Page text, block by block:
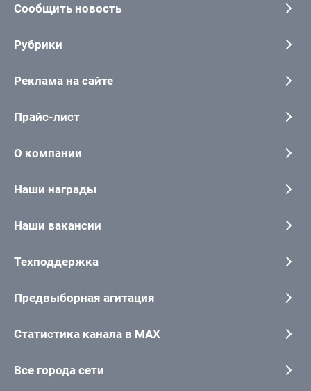
Сообщить новость
Рубрики
Реклама на сайте
Прайс-лист
О компании
Наши награды
Наши вакансии
Техподдержка
Предвыборная агитация
Статистика канала в MAX
Все города сети